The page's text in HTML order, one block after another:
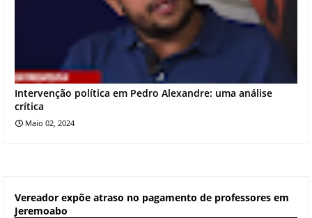
Intervenção política em Pedro Alexandre: uma análise
crítica
Maio 02, 2024
Vereador expõe atraso no pagamento de professores em
Jeremoabo